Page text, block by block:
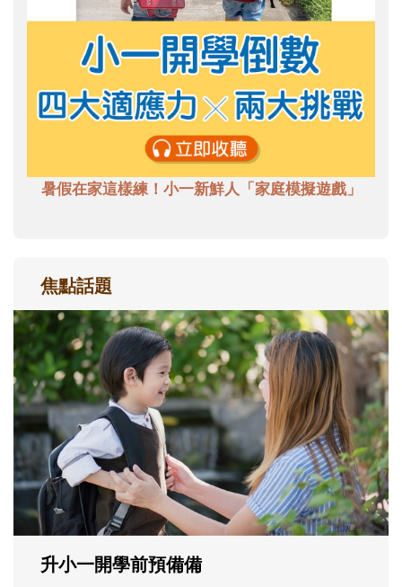
暑假在家這樣練！小一新鮮人「家庭模擬遊戲」
焦點話題
和孩子一起長大的那個男人│讀懂父親的
不同模樣
沒有人天生就擅長當爸爸！男人總是在一次
次「前所未有」的體驗中，跟著孩子一起長
大。從給予安全感的肢體遊戲，到獨立自
主、角色認同及解決問題的能力養成。爸爸
正嘗試用不同的模樣，參與孩子每個重要的